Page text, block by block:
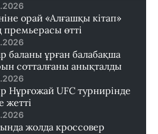
орай «Алғашқы кітап»
премьерасы өтті
баланы ұрған балабақша
сотталғаны анықталды
Нұрғожай UFC турнирінде
жетті
жолда кроссовер